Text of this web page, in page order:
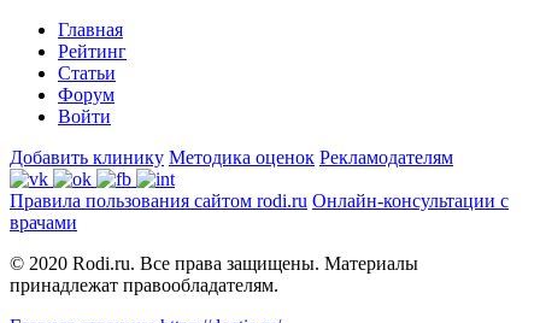
Главная
Рейтинг
Статьи
Форум
Войти
Добавить клинику Методика оценок Рекламодателям
Правила пользования сайтом rodi.ru Онлайн-консультации с
врачами
© 2020 Rodi.ru. Все права защищены. Материалы
принадлежат правообладателям.